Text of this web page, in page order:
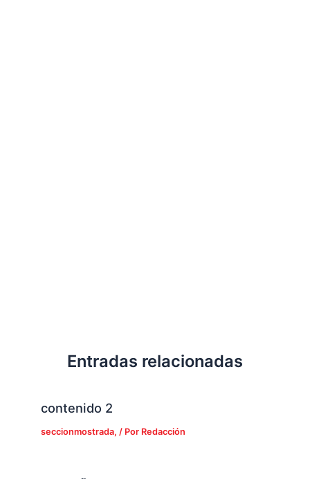
Entradas relacionadas
contenido 2
seccionmostrada, / Por Redacción